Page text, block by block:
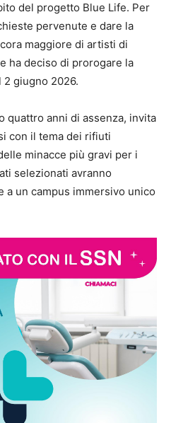
del progetto Blue Life. Per
pervenute e dare la
maggiore di artisti di
ha deciso di prorogare la
2 giugno 2026.
quattro anni di assenza, invita
con il tema dei rifiuti
minacce più gravi per i
selezionati avranno
a un campus immersivo unico